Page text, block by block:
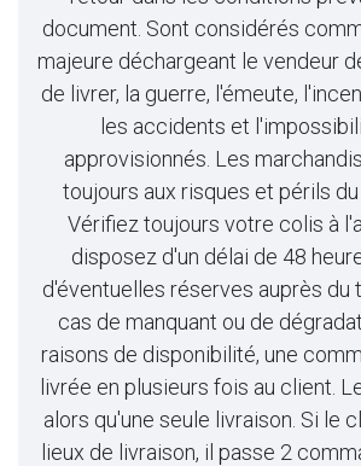
document. Sont considérés
majeure déchargeant le vendeur
de livrer, la guerre, l'émeute,
les accidents et
approvisionnés. Les
toujours aux risques et périls
Vérifiez toujours votre colis à
disposez d'un délai de 48
d'éventuelles réserves auprès du
cas de manquant ou de
raisons de disponibilité, une
livrée en plusieurs fois au client.
alors qu'une seule livraison. Si le
lieux de livraison, il passe 2